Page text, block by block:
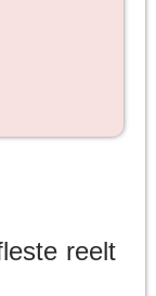
reelt